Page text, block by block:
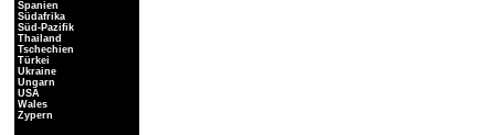
Spanien
Südafrika
Süd-Pazifik
Thailand
Tschechien
Türkei
Ukraine
Ungarn
USA
Wales
Zypern